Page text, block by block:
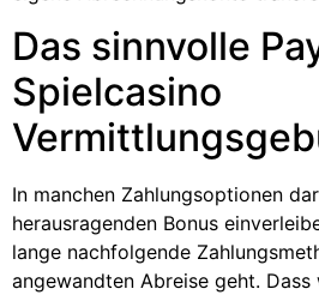
Das sinnvolle
Spielcasino
In manchen Zahlungsoptionen
herausragenden Bonus
lange nachfolgende
angewandten Abreise geht.